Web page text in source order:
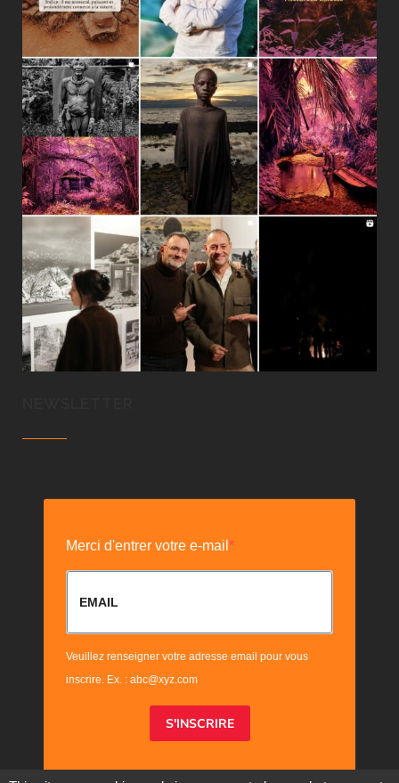
Merci d'entrer votre e-mail
Veuillez renseigner votre adresse email pour vous
inscrire. Ex. : abc@xyz.com
S'INSCRIRE